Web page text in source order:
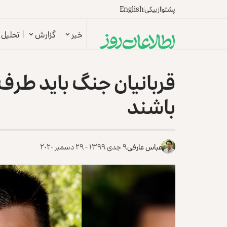
پشتوازبیکیEnglish
خبر گزارش تحلیل
قربانیان جنگ باید
باشند
عباس عارفی۹ جدی ۱۳۹۹ - ۲۹ دسمبر ۲۰۲۰